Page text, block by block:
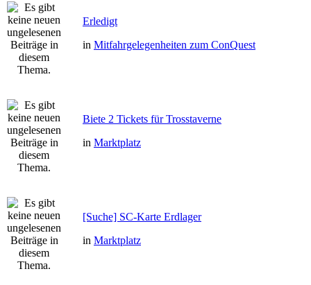
Erledigt
in Mitfahrgelegenheiten zum ConQuest
Biete 2 Tickets für Trosstaverne
in Marktplatz
[Suche] SC-Karte Erdlager
in Marktplatz